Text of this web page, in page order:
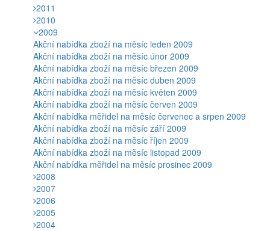
2011
2010
2009
Akční nabídka zboží na měsíc leden 2009
Akční nabídka zboží na měsíc únor 2009
Akční nabídka zboží na měsíc březen 2009
Akční nabídka zboží na měsíc duben 2009
Akční nabídka zboží na měsíc květen 2009
Akční nabídka zboží na měsíc červen 2009
Akční nabídka měřidel na měsíc červenec a srpen 2009
Akční nabídka zboží na měsíc září 2009
Akční nabídka zboží na měsíc říjen 2009
Akční nabídka zboží na měsíc listopad 2009
Akční nabídka měřidel na měsíc prosinec 2009
2008
2007
2006
2005
2004